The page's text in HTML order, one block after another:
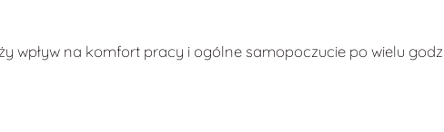
wpływ na komfort pracy i ogólne samopoczucie po wielu